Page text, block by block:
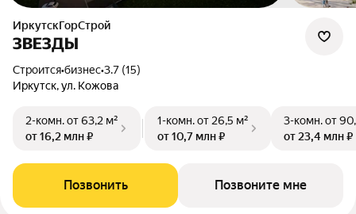
ИркутскГорСтрой
ЗВЕЗДЫ
Строится•бизнес•3.7 (15)
Иркутск, ул. Кожова
2-комн.от 63,2 м²
от 16,2 млн ₽
1-комн.от 26,5 м²
от 10,7 млн ₽
3-комн.от
от 23,4 млн ₽
Позвонить Позвоните мне